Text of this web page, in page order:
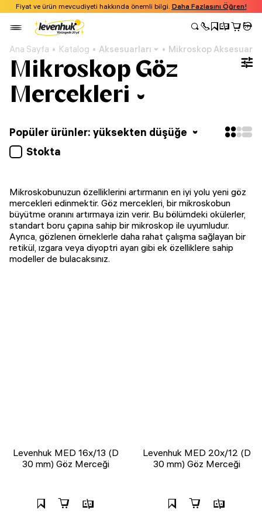
Fiyat ve ürün mevcudiyeti hakkında önemli bilgi. Daha Fazlasını Öğren!
Ana Sayfa Katalog Aksesuarları Mikroskop
Mikroskop Göz
Mercekleri
Popüler ürünler: yüksekten düşüğe
Stokta
Mikroskobunuzun özelliklerini artırmanın en iyi yolu yeni göz
mercekleri edinmektir. Göz mercekleri, bir mikroskobun
büyütme oranını artırmaya izin verir. Bu bölümdeki okülerler,
standart boru çapına sahip bir mikroskop ile uyumludur.
Ayrıca, gözlenen örneklerle daha rahat çalışma sağlayan bir
retikül, ızgara veya diyoptri ayarı gibi ek özelliklere sahip
modeller de bulacaksınız.
Levenhuk MED 16x/13 (D
30 mm) Göz Merceği
Levenhuk MED 20x/12 (D
30 mm) Göz Merceği